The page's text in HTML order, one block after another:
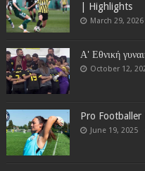
| Highlights
March 29, 2026
Α' Εθνική
October 12,
Pro Footballer
June 19, 2025